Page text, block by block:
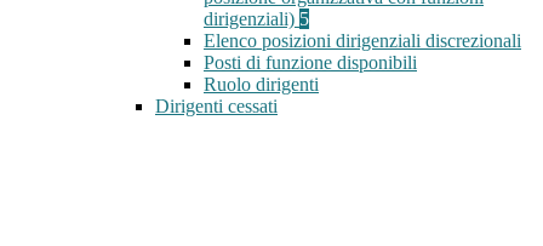
dirigenziali) 5
Elenco posizioni dirigenziali discrezionali
Posti di funzione disponibili
Ruolo dirigenti
Dirigenti cessati